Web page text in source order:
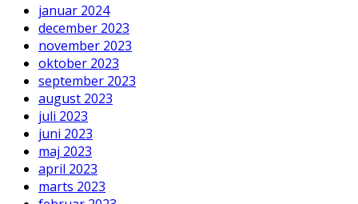
januar 2024
december 2023
november 2023
oktober 2023
september 2023
august 2023
juli 2023
juni 2023
maj 2023
april 2023
marts 2023